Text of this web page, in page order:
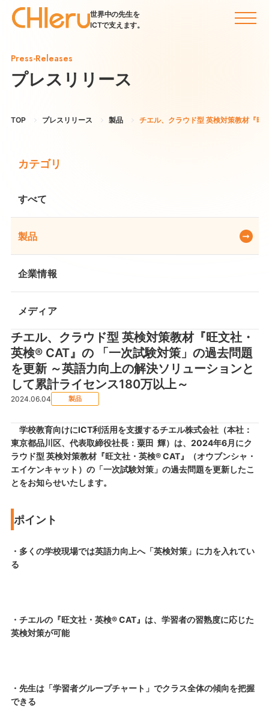
世界中の先生を
ICTで支えます。
Press-Releases
プレスリリース
TOP プレスリリース 製品 チエル、クラウド型 英検対策教材『旺
カテゴリ
すべて
製品
企業情報
メディア
チエル、クラウド型 英検対策教材『旺文社・
英検® CAT』の 「一次試験対策」の過去問題
を更新 ～英語力向上の解決ソリューションと
して累計ライセンス180万以上～
2024.06.04 製品
学校教育向けにICT利活用を支援するチエル株式会社（本社：
東京都品川区、代表取締役社長：粟田 輝）は、2024年6月にク
ラウド型 英検対策教材『旺文社・英検® CAT』（オウブンシャ・
エイケンキャット）の「一次試験対策」の過去問題を更新したこ
とをお知らせいたします。
ポイント
・多くの学校現場では英語力向上へ「英検対策」に力を入れてい
る
・チエルの『旺文社・英検® CAT』は、学習者の習熟度に応じた
英検対策が可能
・先生は「学習者グループチャート」でクラス全体の傾向を把握
できる